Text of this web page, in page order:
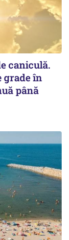
caniculă.
grade în
până